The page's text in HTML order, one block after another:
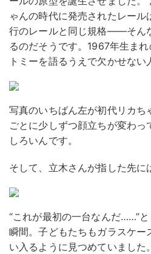
ゃんの時代に発売されたレー
行のレールと同じ規格――そん
るのだそうです。1967年生ま
トミーを語るうえで欠かせない
写真のいちばん左が初代リカ
ごとに少しずつ顔立ちが変わっ
しろいんです。
そして、立木さんが指した先に
“これが最初の一台なんだ……”
瞬間。子どもたちもガラスケー
い入るように見つめていました。